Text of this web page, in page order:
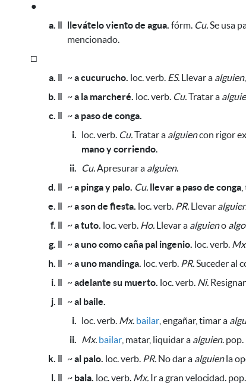
●
a. ǁ llevátelo viento de agua. fórm. Cu.Se usa
mencionado.
□
a. ǁ ~a cucurucho. loc. verb. ES. Llevar a alguien,
b. ǁ ~a la marcheré. loc. verb. Cu.Tratar a
c. ǁ ~a paso de conga.
i. loc. verb. Cu.Tratar a alguiencon rigor
mano y corriendo.
ii.
Cu.Apresurar a alguien.
d. ǁ ~a pinga y palo. Cu. llevar a paso de conga
e. ǁ ~a son de fiesta. loc. verb. PR. Llevar
f. ǁ ~a tuto. loc. verb. Ho. Llevar a alguieno algo
g. ǁ ~a uno como caña pal ingenio. loc. verb. Mx,
h. ǁ ~a uno mandinga. loc. verb. PR.Suceder al
i. ǁ ~adelante su muerto. loc. verb. Ni.
j. ǁ ~al baile.
i. loc. verb. Mx. bailar , engañar, timar a
ii. Mx. bailar , matar, liquidar a alguien. pop.
k. ǁ ~al palo. loc. verb. PR. No dar a alguienla
l. ǁ ~ bala. loc. verb. Mx. Ir a gran velocidad. pop.